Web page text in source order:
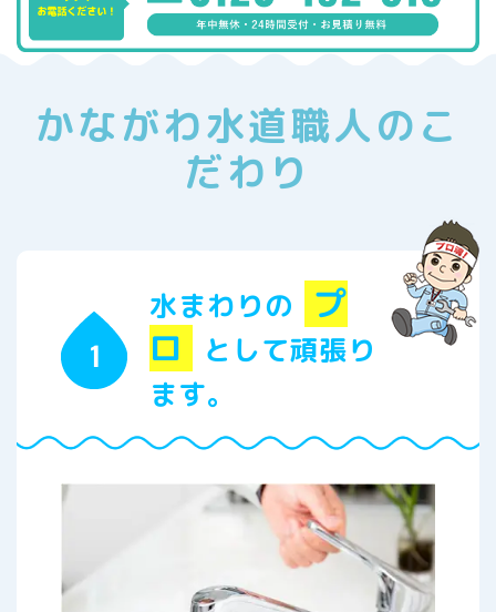
かながわ水道職人のこ
だわり
水まわりの
プ
ロ
として頑張り
ます。